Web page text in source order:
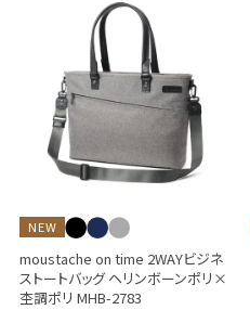
NEW
moustache on time 2WAYビジネ
ストートバッグ ヘリンボーンポリ×
杢調ポリ MHB-2783